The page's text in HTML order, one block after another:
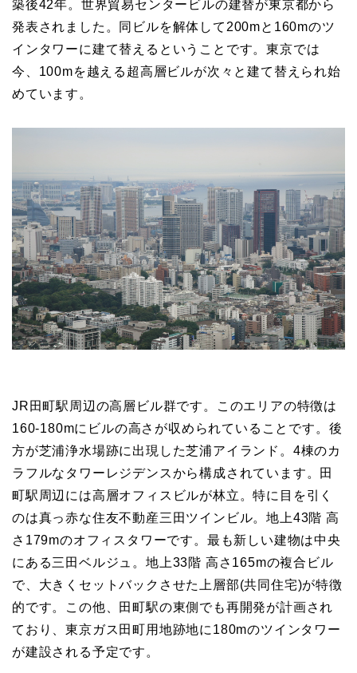
築後42年。世界貿易センタービルの建替が東京都から
発表されました。同ビルを解体して200mと160mのツ
インタワーに建て替えるということです。東京では
今、100mを越える超高層ビルが次々と建て替えられ始
めています。
JR田町駅周辺の高層ビル群です。このエリアの特徴は
160-180mにビルの高さが収められていることです。後
方が芝浦浄水場跡に出現した芝浦アイランド。4棟のカ
ラフルなタワーレジデンスから構成されています。田
町駅周辺には高層オフィスビルが林立。特に目を引く
のは真っ赤な住友不動産三田ツインビル。地上43階 高
さ179mのオフィスタワーです。最も新しい建物は中央
にある三田ベルジュ。地上33階 高さ165mの複合ビル
で、大きくセットバックさせた上層部(共同住宅)が特徴
的です。この他、田町駅の東側でも再開発が計画され
ており、東京ガス田町用地跡地に180mのツインタワー
が建設される予定です。